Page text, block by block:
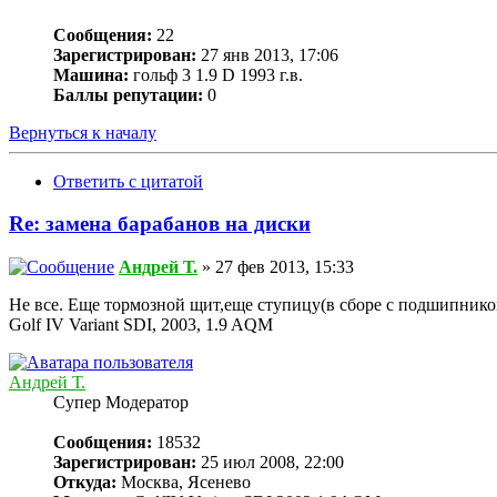
Сообщения: 22
Зарегистрирован: 27 янв 2013, 17:06
Машина: гольф 3 1.9 D 1993 г.в.
Баллы репутации: 0
Вернуться к началу
Ответить с цитатой
Re: замена барабанов на диски
Андрей Т. » 27 фев 2013, 15:33
Не все. Еще тормозной щит,еще ступицу(в сборе с
Golf IV Variant SDI, 2003, 1.9 AQM
Андрей Т.
Супер Модератор
Сообщения: 18532
Зарегистрирован: 25 июл 2008, 22:00
Откуда: Москва, Ясенево